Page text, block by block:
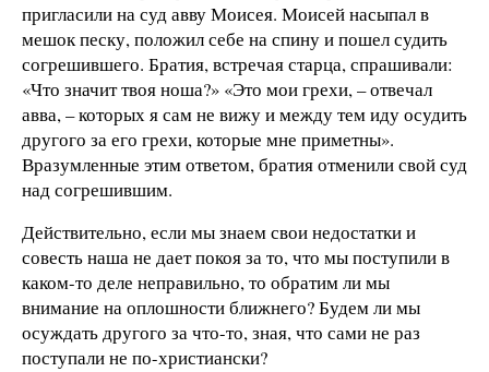
пригласили на суд авву Моисея. Моисей насыпал в
мешок песку, положил себе на спину и пошел судить
согрешившего. Братия, встречая старца, спрашивали:
«Что значит твоя ноша?» «Это мои грехи, – отвечал
авва, – которых я сам не вижу и между тем иду осудить
другого за его грехи, которые мне приметны».
Вразумленные этим ответом, братия отменили свой суд
над согрешившим.
Действительно, если мы знаем свои недостатки и
совесть наша не дает покоя за то, что мы поступили в
каком-то деле неправильно, то обратим ли мы
внимание на оплошности ближнего? Будем ли мы
осуждать другого за что-то, зная, что сами не раз
поступали не по-христиански?